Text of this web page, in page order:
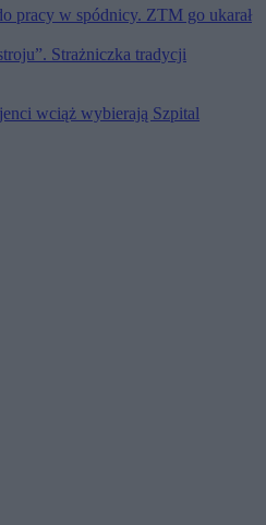
pracy w spódnicy. ZTM go ukarał
Strażniczka tradycji
wciąż wybierają Szpital